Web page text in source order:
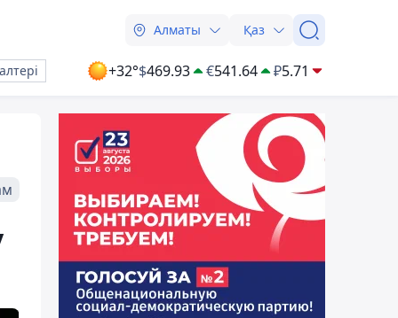
Алматы Қаз
+32°$469.93 €541.64 ₽5.71